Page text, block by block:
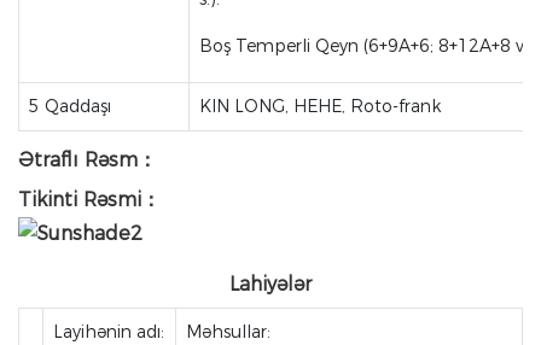
Boş Temperli Qeyn (6+9A+6; 8+12A+8 və
5 Qaddaşı KIN LONG, HEHE, Roto-frank
Ətraflı Rəsm：
Tikinti Rəsmi：
Lahiyələr
Layihənin adı:
Məhsullar: